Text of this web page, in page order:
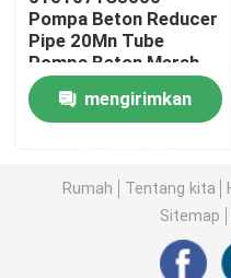
Berita
Permintaan Penawaran
Suku Cadang Pompa
Pipa Pengiriman
Pompa Beton Reducer
Pipe 20Mn Tube
Pompa Beton Merah
mengirimkan
Rumah Tentang kita
Sitemap